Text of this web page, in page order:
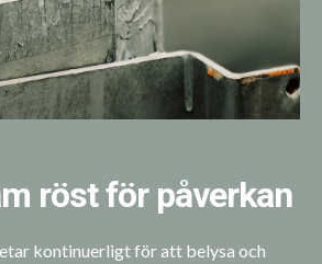
röst för påverkan
kontinuerligt för att belysa och